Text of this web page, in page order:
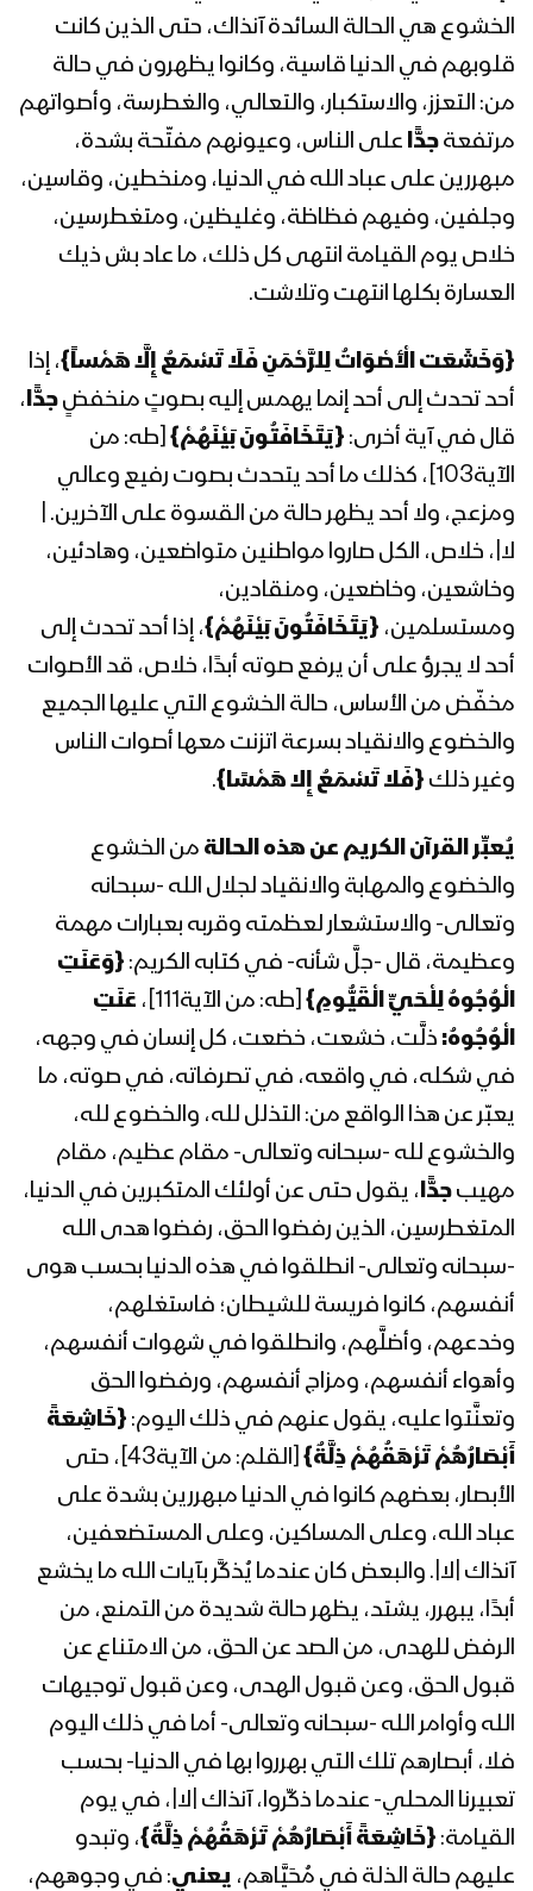
المحاضرة الرمضانية العشرون للسيد
عبدالملك بدرالدين الحوثي 21رمضان
كلمة السيد عبد الملك بدرالدين الحوثي
في ذكرى استشهاد الإمام علي (عليه
السلام) – 20 رمضان 1442هـ
المحاضرة الرمضانية التاسعة عشرة للسيد
المحاضرة الرمضانية الثامنة عشرة للسيد
1442هـ
المحاضرة الرمضانية السابعة عشرة للسيد
1442هـ
المحاضرة الرمضانية السادسة عشرة للسيد
عبد الملك بدر الدين الحوثي 16رمضان
1442هـ
المحاضرة الرمضانية الخامسة عشرة للسيد
المحاضرة الرمضانية الرابعة عشرة للسيد عبد
الملك بدر الدين الحوثي 14رمضان 1442هـ
المحاضرة الرمضانية الثالثة عشرة للسيد
عبدالملك بدر الدين الحوثي 1442هـ
المحاضرة الرمضانية الثانية عشرة للسيد عبد
الملك بدر الدين الحوثي 12رمضان 1442هـ
المحاضرة الرمضانية الحادية عشرة للسيد
1442هـ
المحاضرة الرمضانية العاشرة للسيد عبد
الملك بدر الدين الحوثي 10 رمضان 1442هـ
المحاضرة الرمضانية التاسعة للسيد عبد
الملك بدر الدين الحوثي 09 رمضان 1442هـ
المحاضرة الرمضانية الثامنة للسيد عبد
الملك بدر الدين الحوثي 08 رمضان 1442هـ
المحاضرة الرمضانية السابعة للسيد
عبدالملك بدرالدين الحوثي 07 رمضان
1442هـ
المحاضرة الرمضانية السادسة للسيد
عبدالملك بدرالدين الحوثي 06 رمضان
1442هـ
الخشوع هي الحالة السائدة آنذاك، حتى الذين كانت
قلوبهم في الدنيا قاسية، وكانوا يظهرون في حالة
من: التعزز، والاستكبار، والتعالي، والغطرسة، وأصواتهم
مرتفعة جدًّا على الناس، وعيونهم مفتّحة بشدة،
مبهررين على عباد الله في الدنيا، ومنخطين، وقاسين،
وجلفين، وفيهم فظاظة، وغليظين، ومتغطرسين،
خلاص يوم القيامة انتهى كل ذلك، ما عاد بش ذيك
العسارة بكلها انتهت وتلاشت.
{وَخَشَعَت الْأَصْوَاتُ لِلرَّحْمَنِ فَلَا تَسْمَعُ إِلَّا هَمْساً }، إذا
أحد تحدث إلى أحد إنما يهمس إليه بصوتٍ منخفضٍ جدًّا ،
قال في آية أخرى: {يَتَخَافَتُونَ بَيْنَهُمْ} [طه: من
الآية103]، كذلك ما أحد يتحدث بصوت رفيع وعالي
ومزعج، ولا أحد يظهر حالة من القسوة على الآخرين. |
لا|، خلاص، الكل صاروا مواطنين متواضعين، وهادئين،
وخاشعين، وخاضعين، ومنقادين،
ومستسلمين، {يَتَخَافَتُونَ بَيْنَهُمْ}، إذا أحد تحدث إلى
أحد لا يجرؤ على أن يرفع صوته أبدًا، خلاص، قد الأصوات
مخفّض من الأساس، حالة الخشوع التي عليها الجميع
والخضوع والانقياد بسرعة اتزنت معها أصوات الناس
وغير ذلك {فَلا تَسْمَعُ إِلا هَمْسًا }
.
يُعبِّر القرآن الكريم عن هذه الحالة من الخشوع
والخضوع والمهابة والانقياد لجلال الله -سبحانه
وتعالى- والاستشعار لعظمته وقربه بعبارات مهمة
وعظيمة، قال -جلَّ شأنه- في كتابه الكريم: {وَعَنَتِ
الْوُجُوهُ لِلْحَيِّ الْقَيُّومِ} [طه: من الآية111]،
عَنَتِ
الْوُجُوهُ: ذلَّت، خشعت، خضعت، كل إنسان في وجهه،
في شكله، في واقعه، في تصرفاته، في صوته، ما
يعبّر عن هذا الواقع من: التذلل لله، والخضوع لله،
والخشوع لله -سبحانه وتعالى- مقام عظيم، مقام
مهيب جدًّا ، يقول حتى عن أولئك المتكبرين في الدنيا،
المتغطرسين، الذين رفضوا الحق، رفضوا هدى الله
-سبحانه وتعالى- انطلقوا في هذه الدنيا بحسب هوى
أنفسهم، كانوا فريسة للشيطان؛ فاستغلهم،
وخدعهم، وأضلَّهم، وانطلقوا في شهوات أنفسهم،
وأهواء أنفسهم، ومزاج أنفسهم، ورفضوا الحق
وتعنَّتوا عليه، يقول عنهم في ذلك اليوم: {خَاشِعَةً
أَبْصَارُهُمْ تَرْهَقُهُمْ ذِلَّةٌ}
[القلم: من الآية43]، حتى
الأبصار، بعضهم كانوا في الدنيا مبهررين بشدة على
عباد الله، وعلى المساكين، وعلى المستضعفين،
آنذاك |لا|. والبعض كان عندما يُذكَّر بآيات الله ما يخشع
أبدًا، يبهرر، يشتد، يظهر حالة شديدة من التمنع، من
الرفض للهدى، من الصد عن الحق، من الامتناع عن
قبول الحق، وعن قبول الهدى، وعن قبول توجيهات
الله وأوامر الله -سبحانه وتعالى- أما في ذلك اليوم
فلا، أبصارهم تلك التي بهرروا بها في الدنيا- بحسب
تعبيرنا المحلي- عندما ذكِّروا، آنذاك |لا|، في يوم
القيامة: {خَاشِعَةً أَبْصَارُهُمْ تَرْهَقُهُمْ ذِلَّةٌ}، وتبدو
عليهم حالة الذلة في مُحَيَّاهم، يعني: في وجوههم،